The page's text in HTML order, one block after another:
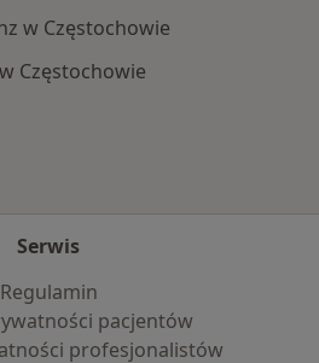
w Częstochowie
Częstochowie
Serwis
Regulamin
pacjentów
profesjonalistów